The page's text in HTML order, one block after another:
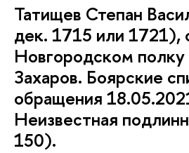
Татищев Степан
дек. 1715 или 1721),
Новгородском
Захаров. Боярские
обращения
Неизвестная
150).